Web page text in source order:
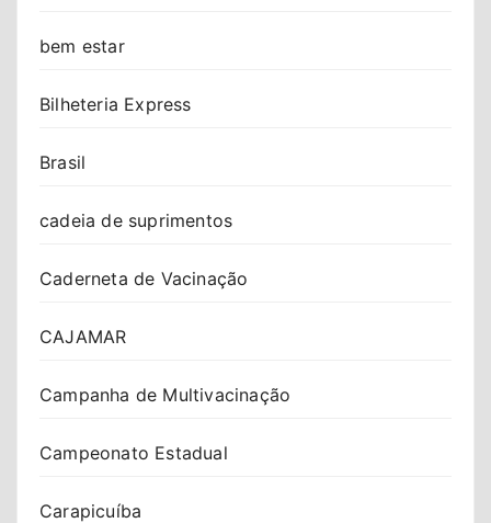
bem estar
Bilheteria Express
Brasil
cadeia de suprimentos
Caderneta de Vacinação
CAJAMAR
Campanha de Multivacinação
Campeonato Estadual
Carapicuíba